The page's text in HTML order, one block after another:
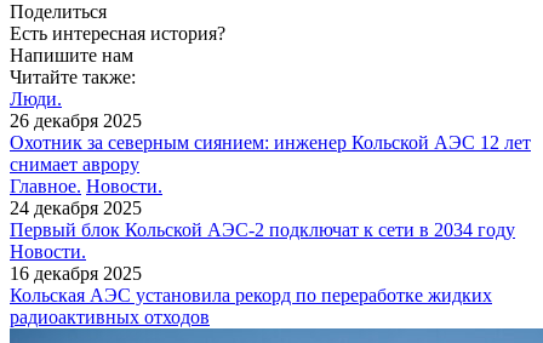
Поделиться
Есть интересная история?
Напишите нам
Читайте также:
Люди.
26 декабря 2025
Охотник за северным сиянием: инженер Кольской АЭС 12 лет
снимает аврору
Главное. Новости.
24 декабря 2025
Первый блок Кольской АЭС-2 подключат к сети в 2034 году
Новости.
16 декабря 2025
Кольская АЭС установила рекорд по переработке жидких
радиоактивных отходов